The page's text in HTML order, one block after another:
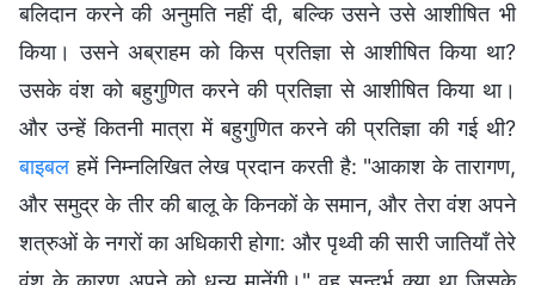
बलिदान करने की अनुमति नहीं दी, बल्कि उसने उसे आशीषित भी
किया। उसने अब्राहम को किस प्रतिज्ञा से आशीषित किया था?
उसके वंश को बहुगुणित करने की प्रतिज्ञा से आशीषित किया था।
और उन्हें कितनी मात्रा में बहुगुणित करने की प्रतिज्ञा की गई थी?
बाइबल हमें निम्नलिखित लेख प्रदान करती है: "आकाश के तारागण,
और समुद्र के तीर की बालू के किनकों के समान, और तेरा वंश अपने
शत्रुओं के नगरों का अधिकारी होगा: और पृथ्वी की सारी जातियाँ तेरे